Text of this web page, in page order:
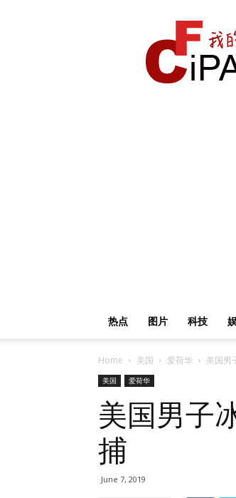
热点 图片 科技
Home 美国 爱荷华 美国男
美国 爱荷华
美国男子
捕
June 7, 2019